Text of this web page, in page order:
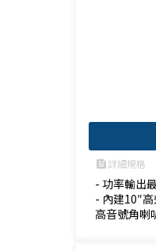
feed詳細規格
- 功率輸出
- 內建10″
高音號角喇